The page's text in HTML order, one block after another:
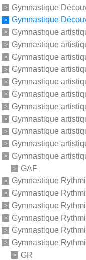
Gymnastique
Gymnastique
Gymnastique
Gymnastique
Gymnastique
Gymnastique
Gymnastique
Gymnastique
Gymnastique
Gymnastique
Gymnastique
Gymnastique
Gymnastique
GAF
Gymnastique
Gymnastique
Gymnastique
Gymnastique
Gymnastique
Gymnastique
GR